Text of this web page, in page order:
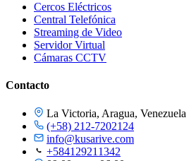
Cercos Eléctricos
Central Telefónica
Streaming de Video
Servidor Virtual
Cámaras CCTV
Contacto
La Victoria, Aragua, Venezuela
(+58) 212-7202124
info@kusarive.com
+584129211342